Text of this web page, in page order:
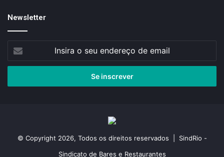
Newsletter
seu
de
© Copyright 2026, Todos os direitos reservados | SindRio -
Sindicato de Bares e Restaurantes